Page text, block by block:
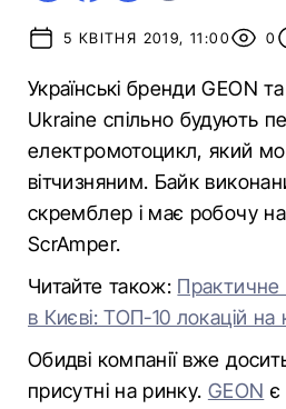
5 КВІТНЯ 2019, 11:00 0
Українські бренди GEON
Ukraine спільно будують
електромотоцикл, який
вітчизняним. Байк
скремблер і має робочу
ScrAmper.
Читайте також: Практичне
в Києві: ТОП-10 локацій на
Обидві компанії вже
присутні на ринку. GEON є